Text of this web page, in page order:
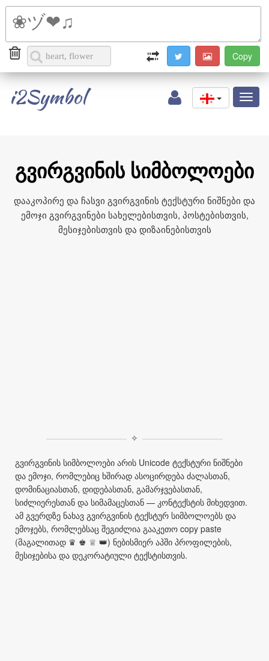
i2Symbol
გვირგვინის სიმბოლოები
დააკოპირე და ჩასვი გვირგვინის ტექსტური ნიშნები და
ემოჯი გვირგვინები სახელებისთვის, პოსტებისთვის,
მესიჯებისთვის და დიზაინებისთვის
✧
გვირგვინის სიმბოლოები არის Unicode ტექსტური ნიშნები
და ემოჯი, რომლებიც ხშირად ასოცირდება ძალასთან,
დომინაციასთან, დიდებასთან, გამარჯვებასთან,
სიძლიერესთან და სიმამაცესთან — კონტექსტის მიხედვით.
ამ გვერდზე ნახავ გვირგვინის ტექსტურ სიმბოლოებს და
ემოჯებს, რომლებსაც შეგიძლია გააკეთო copy paste
(მაგალითად ♛ ♚ ♕ 👑) ნებისმიერ აპში პროფილების,
მესიჯებისა და დეკორატიული ტექსტისთვის.